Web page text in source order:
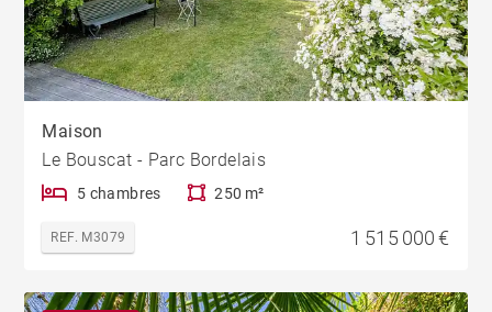
Maison
Le Bouscat - Parc Bordelais
5 chambres 250 m²
REF. M3079 1 515 000 €